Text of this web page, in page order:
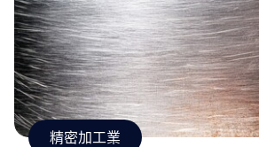
精密加工業